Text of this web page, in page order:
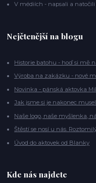
V médiích - napsali a natočili
Nejčtenější na blogu
Historie batohu - hoď si mě
Výroba na zakázku - nové
Novinka - pánská aktovka
Jak jsme si je nakonec
Naše logo, naše myšlenka,
Štěstí se nosí u nás.
Úvod do aktovek od Blanky
Kde nás najdete